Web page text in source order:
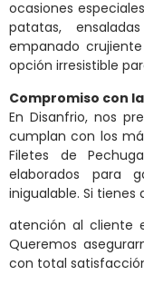
ocasiones
patatas,
empanado
opción irresistible
Compromiso con
En Disanfrio, nos
cumplan con los
Filetes de
elaborados para
inigualable. Si
atención al cliente
Queremos
con total